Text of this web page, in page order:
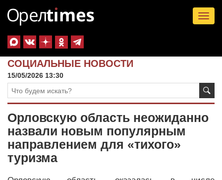
СОЦИАЛЬНЫЕ НОВОСТИ
15/05/2026 13:30
Орловскую область неожиданно
назвали новым популярным
направлением для «тихого»
туризма